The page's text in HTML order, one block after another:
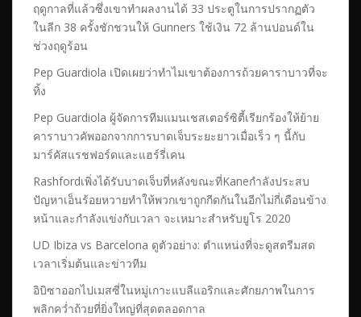
ฤดูกาลที่แล้วซึ่งเขาทำผลงานได้ 33 ประตูในการปรากฏตัว
ในลีก 38 ครั้งชักชวนให้ Gunners ใช้เงิน 72 ล้านปอนด์ใน
ช่วงฤดูร้อน
Pep Guardiola เปิดเผยว่าทำไมเขาต้องการถ้วยคาราบาวที่จะ
ทิ้ง
​Pep Guardiola ผู้จัดการทีมแมนเชสเตอร์ซิตี้เรียกร้องให้ย้าย
คาราบาวคัพออกจากการบาดเจ็บระยะยาวเมื่อเร็ว ๆ นี้กับ
มาร์คัสแรชฟอร์ดและแฮร์รี่เคน
Rashfordเพิ่งได้รับบาดเจ็บที่หลังขณะที่Kaneกำลังประสบ
ปัญหาเอ็นร้อยหวายทำให้พวกเขาถูกกีดกันในอีกไม่กี่เดือนข้าง
หน้าและกำลังแข่งกับเวลา จะเหมาะสำหรับยูโร 2020
UD Ibiza vs Barcelona ดูตัวอย่าง: ตำแหน่งที่จะดูสตรีมสด
เวลาเริ่มต้นและข่าวทีม
อิบิซาออกไปเมสซี่ในหมู่เกาะแบลีแอริกและศักยภาพในการ
พลิกคว่ำถ้วยที่ยิ่งใหญ่ที่สุดตลอดกาล